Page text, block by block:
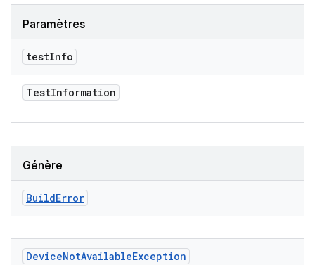
Paramètres
testInfo
TestInformation
Génère
BuildError
DeviceNotAvailableException